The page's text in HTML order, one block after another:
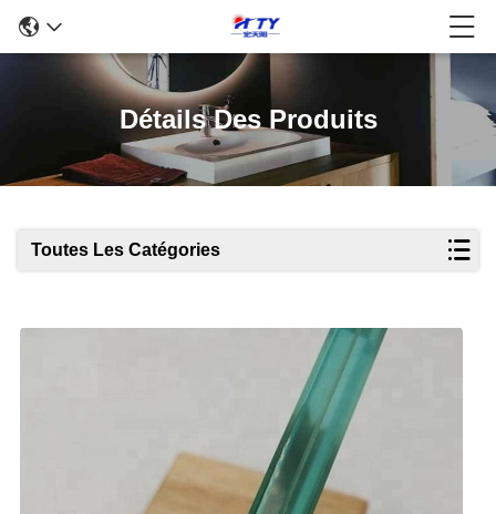
Détails Des Produits
Toutes Les Catégories